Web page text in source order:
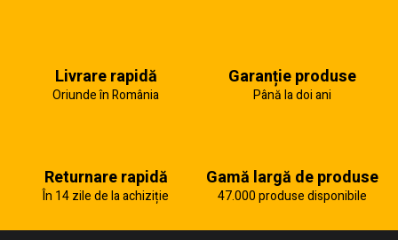
Livrare rapidă
Oriunde în România
Garanție produse
Până la doi ani
Returnare rapidă
În 14 zile de la achiziție
Gamă largă de produse
47.000 produse disponibile